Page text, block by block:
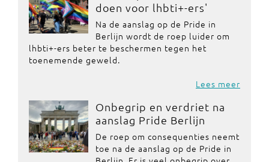
doen voor lhbti+-ers'
Na de aanslag op de Pride in
Berlijn wordt de roep luider om
lhbti+-ers beter te beschermen tegen het
toenemende geweld.
Lees meer
Onbegrip en verdriet na
aanslag Pride Berlijn
De roep om consequenties neemt
toe na de aanslag op de Pride in